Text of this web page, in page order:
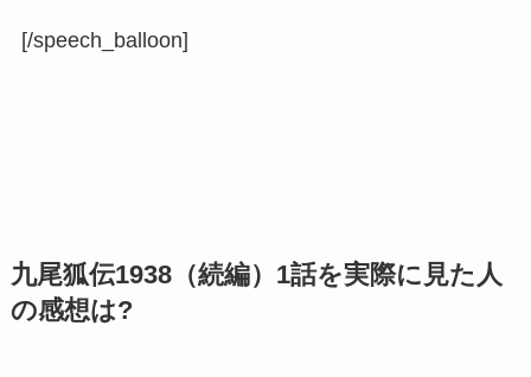
[/speech_balloon]
九尾狐伝1938（続編）1話を実際に見た人
の感想は?